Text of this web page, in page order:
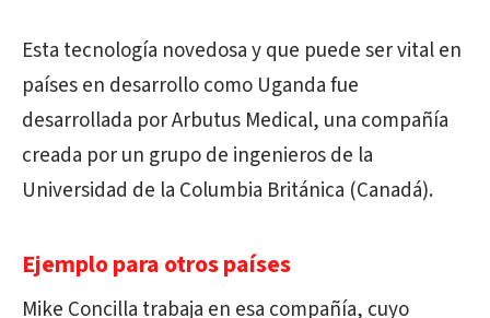
Esta tecnología novedosa y que puede ser vital en
países en desarrollo como Uganda fue
desarrollada por Arbutus Medical, una compañía
creada por un grupo de ingenieros de la
Universidad de la Columbia Británica (Canadá).
Ejemplo para otros países
Mike Concilla trabaja en esa compañía, cuyo